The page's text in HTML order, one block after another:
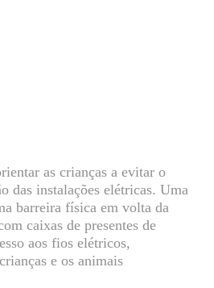
as crianças a evitar o
das instalações elétricas. Uma
barreira física em volta da
caixas de presentes de
aos fios elétricos,
e os animais